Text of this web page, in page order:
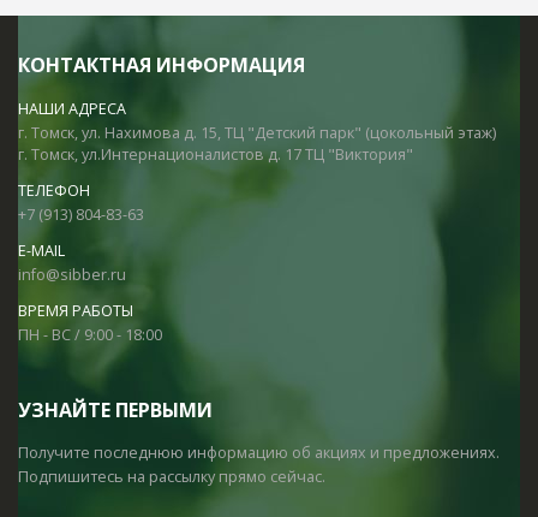
КОНТАКТНАЯ ИНФОРМАЦИЯ
НАШИ АДРЕСА
г. Томск, ул. Нахимова д. 15, ТЦ "Детский парк" (цокольный этаж)
г. Томск, ул.Интернационалистов д. 17 ТЦ "Виктория"
ТЕЛЕФОН
+7 (913) 804-83-63
E-MAIL
info@sibber.ru
ВРЕМЯ РАБОТЫ
ПН - ВС / 9:00 - 18:00
УЗНАЙТЕ ПЕРВЫМИ
Получите последнюю информацию об акциях и предложениях.
Подпишитесь на рассылку прямо сейчас.